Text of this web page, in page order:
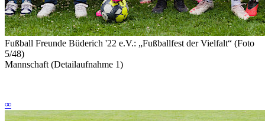
Fußball Freunde Büderich '22 e.V.: „Fußballfest der Vielfalt“ (Foto
5/48)
Mannschaft (Detailaufnahme 1)
∞